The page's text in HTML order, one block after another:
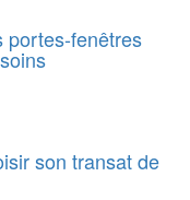
portes-fenêtres
son transat de